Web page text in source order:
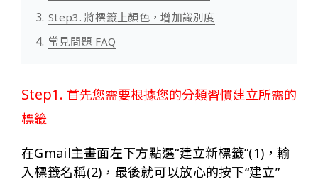
Step3. 將標籤上顏色，增加識別度
常見問題 FAQ
Step1. 首先您需要根據您的分類習慣建立所需的
標籤
在Gmail主畫面左下方點選“建立新標籤”(1)，輸
入標籤名稱(2)，最後就可以放心的按下“建立”